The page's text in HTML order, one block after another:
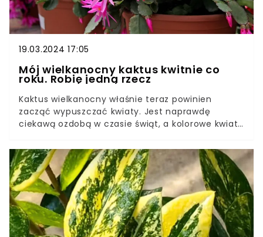
19.03.2024 17:05
Mój wielkanocny kaktus kwitnie co
roku. Robię jedną rzecz
Kaktus wielkanocny właśnie teraz powinien
zacząć wypuszczać kwiaty. Jest naprawdę
ciekawą ozdobą w czasie świąt, a kolorowe kwiaty
sprawdzony sposób na pobudzenie go do
kwitnienia.Kaktus wielkanocny zakwitnie, jeśli
zapewnimy mu odpowiednie warunki. Nie rezygnuj
z niego. Sprawdź, co zrobić, żeby obsypał się
pięknymi kwiatami jeszcze przed świętami.